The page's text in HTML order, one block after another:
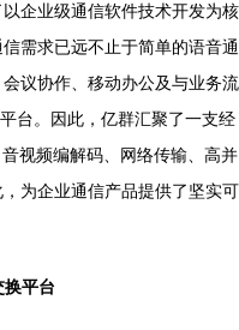
企业级通信软件技术开发为核
需求已远不止于简单的语音通
议协作、移动办公及与业务流
台。因此，亿群汇聚了一支经
视频编解码、网络传输、高并
为企业通信产品提供了坚实可
平台